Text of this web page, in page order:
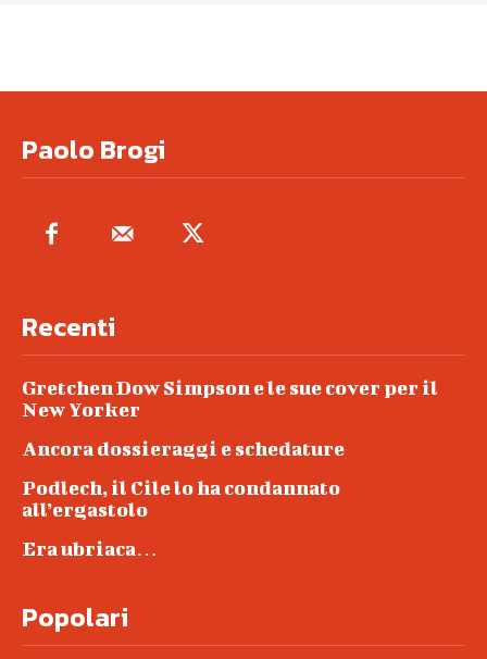
Paolo Brogi
Recenti
Gretchen Dow Simpson e le sue cover per il
New Yorker
Ancora dossieraggi e schedature
Podlech, il Cile lo ha condannato
all’ergastolo
Era ubriaca…
Popolari